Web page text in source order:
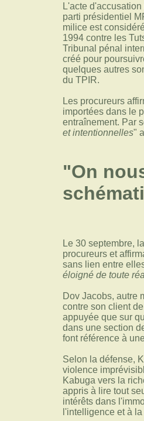
L'acte
parti présidentiel
milice est
1994 contre les
Tribunal pénal
créé pour
quelques autres
du TPIR.
Les procureurs
importées dans le
entraînement. Par
et intentionnelles"
"On
Le 30 septembre,
procureurs et
sans lien entre
éloigné de toute
Dov Jacobs, autre
contre son client
appuyée que sur
dans une section
font référence à
Selon la défense,
violence
Kabuga vers la
appris à lire tout
intérêts dans
l'intelligence et à